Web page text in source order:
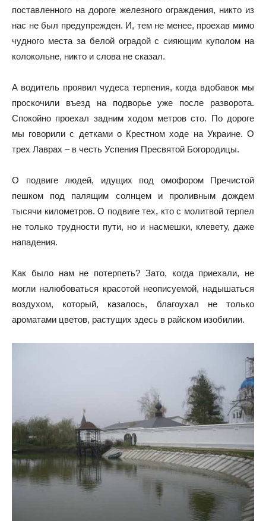
поставленного на дороге железного ограждения, никто из
нас не был предупрежден. И, тем не менее, проехав мимо
чудного места за белой оградой с сияющим куполом на
колокольне, никто и слова не сказал.
А водитель проявил чудеса терпения, когда вдобавок мы
проскочили въезд на подворье уже после разворота.
Спокойно проехал задним ходом метров сто. По дороге
мы говорили с детками о Крестном ходе на Украине. О
трех Лаврах – в честь Успения Пресвятой Богородицы.
О подвиге людей, идущих под омофором Пречистой
пешком под палящим солнцем и проливным дождем
тысячи километров. О подвиге тех, кто с молитвой терпел
не только трудности пути, но и насмешки, клевету, даже
нападения.
Как было нам не потерпеть? Зато, когда приехали, не
могли налюбоваться красотой неописуемой, надышаться
воздухом, который, казалось, благоухал не только
ароматами цветов, растущих здесь в райском изобилии.